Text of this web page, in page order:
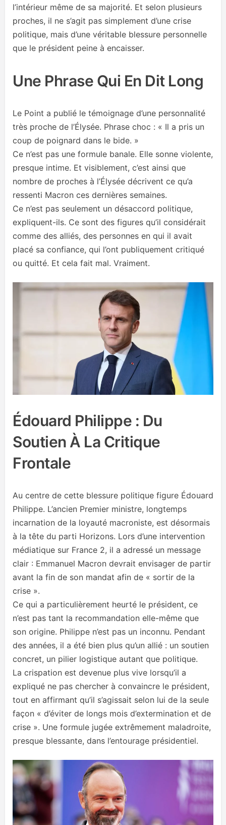
l’intérieur même de sa majorité. Et selon plusieurs
proches, il ne s’agit pas simplement d’une crise
politique, mais d’une véritable blessure personnelle
que le président peine à encaisser.
Une Phrase Qui En Dit Long
Le Point a publié le témoignage d’une personnalité
très proche de l’Élysée. Phrase choc : « Il a pris un
coup de poignard dans le bide. »
Ce n’est pas une formule banale. Elle sonne violente,
presque intime. Et visiblement, c’est ainsi que
nombre de proches à l’Élysée décrivent ce qu’a
ressenti Macron ces dernières semaines.
Ce n’est pas seulement un désaccord politique,
expliquent-ils. Ce sont des figures qu’il considérait
comme des alliés, des personnes en qui il avait
placé sa confiance, qui l’ont publiquement critiqué
ou quitté. Et cela fait mal. Vraiment.
Édouard Philippe : Du
Soutien À La Critique
Frontale
Au centre de cette blessure politique figure Édouard
Philippe. L’ancien Premier ministre, longtemps
incarnation de la loyauté macroniste, est désormais
à la tête du parti Horizons. Lors d’une intervention
médiatique sur France 2, il a adressé un message
clair : Emmanuel Macron devrait envisager de partir
avant la fin de son mandat afin de « sortir de la
crise ».
Ce qui a particulièrement heurté le président, ce
n’est pas tant la recommandation elle-même que
son origine. Philippe n’est pas un inconnu. Pendant
des années, il a été bien plus qu’un allié : un soutien
concret, un pilier logistique autant que politique.
La crispation est devenue plus vive lorsqu’il a
expliqué ne pas chercher à convaincre le président,
tout en affirmant qu’il s’agissait selon lui de la seule
façon « d’éviter de longs mois d’extermination et de
crise ». Une formule jugée extrêmement maladroite,
presque blessante, dans l’entourage présidentiel.